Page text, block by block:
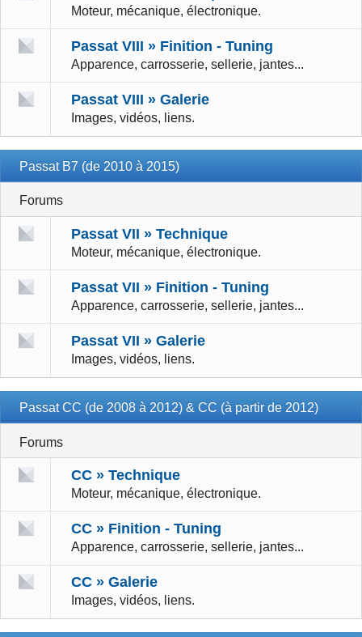
Moteur, mécanique, électronique.
Passat VIII » Finition - Tuning
Apparence, carrosserie, sellerie, jantes...
Passat VIII » Galerie
Images, vidéos, liens.
Passat B7 (de 2010 à 2015)
Forums
Passat VII » Technique
Moteur, mécanique, électronique.
Passat VII » Finition - Tuning
Apparence, carrosserie, sellerie, jantes...
Passat VII » Galerie
Images, vidéos, liens.
Passat CC (de 2008 à 2012) & CC (à partir de 2012)
Forums
CC » Technique
Moteur, mécanique, électronique.
CC » Finition - Tuning
Apparence, carrosserie, sellerie, jantes...
CC » Galerie
Images, vidéos, liens.